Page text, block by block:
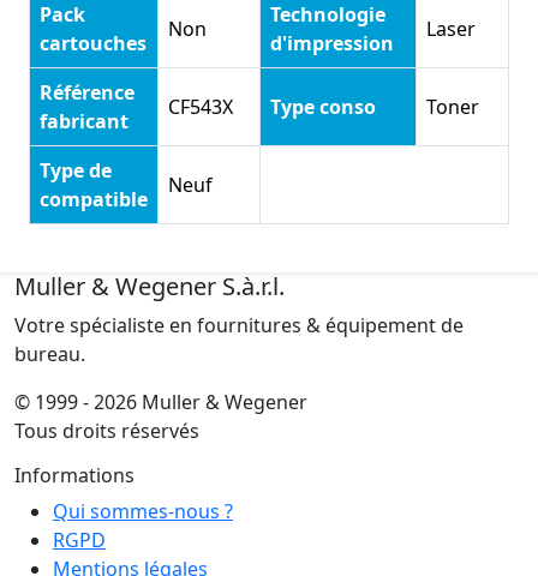
Pack
cartouches
Non
Technologie
d'impression
Laser
Référence
fabricant
CF543X Type conso Toner
Type de
compatible
Neuf
Muller & Wegener S.à.r.l.
Votre spécialiste en fournitures & équipement de
bureau.
© 1999 - 2026 Muller & Wegener
Tous droits réservés
Informations
Qui sommes-nous ?
RGPD
Mentions légales